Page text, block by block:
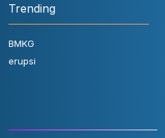
Trending
BMKG
erupsi